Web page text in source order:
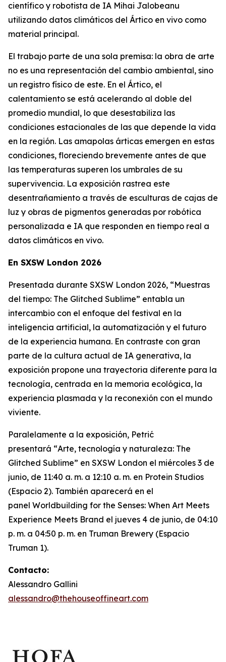
científico y robotista de IA Mihai Jalobeanu
utilizando datos climáticos del Ártico en vivo como
material principal.
El trabajo parte de una sola premisa: la obra de arte
no es una representación del cambio ambiental, sino
un registro físico de este. En el Ártico, el
calentamiento se está acelerando al doble del
promedio mundial, lo que desestabiliza las
condiciones estacionales de las que depende la vida
en la región. Las amapolas árticas emergen en estas
condiciones, floreciendo brevemente antes de que
las temperaturas superen los umbrales de su
supervivencia. La exposición rastrea este
desentrañamiento a través de esculturas de cajas de
luz y obras de pigmentos generadas por robótica
personalizada e IA que responden en tiempo real a
datos climáticos en vivo.
En SXSW London 2026
Presentada durante SXSW London 2026, “Muestras
del tiempo: The Glitched Sublime” entabla un
intercambio con el enfoque del festival en la
inteligencia artificial, la automatización y el futuro
de la experiencia humana. En contraste con gran
parte de la cultura actual de IA generativa, la
exposición propone una trayectoria diferente para la
tecnología, centrada en la memoria ecológica, la
experiencia plasmada y la reconexión con el mundo
viviente.
Paralelamente a la exposición, Petrić
presentará “Arte, tecnología y naturaleza: The
Glitched Sublime” en SXSW London el miércoles 3 de
junio, de 11:40 a. m. a 12:10 a. m. en Protein Studios
(Espacio 2). También aparecerá en el
panel Worldbuilding for the Senses: When Art Meets
Experience Meets Brand el jueves 4 de junio, de 04:10
p. m. a 04:50 p. m. en Truman Brewery (Espacio
Truman 1).
Contacto:
Alessandro Gallini
alessandro@thehouseoffineart.com